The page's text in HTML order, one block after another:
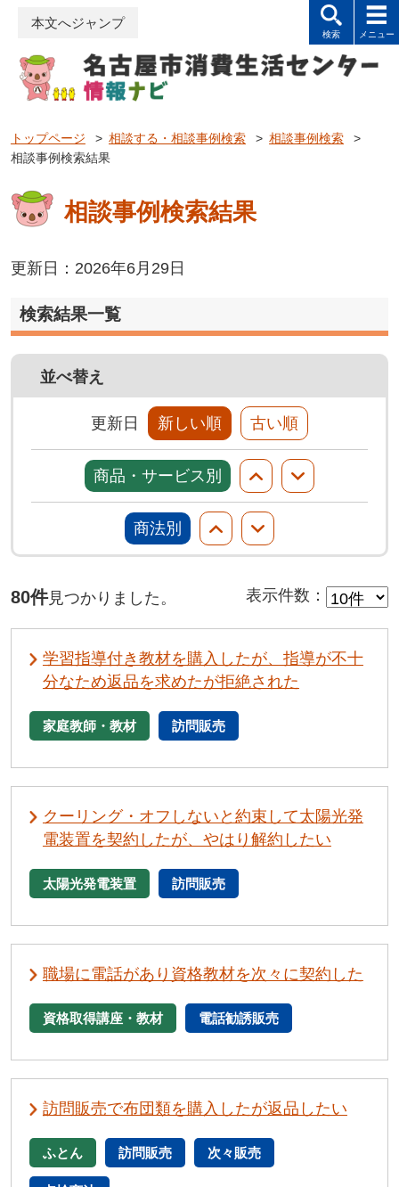
本文へジャンプ
トップページ > 相談する・相談事例検索 > 相談事例検索
>
相談事例検索結果
相談事例検索結果
更新日：2026年6月29日
検索結果一覧
並べ替え
更新日 新しい順 古い順
商品・サービス別
商法別
80件見つかりました。 表示件数 ：
学習指導付き教材を購入したが、指導が不十
分なため返品を求めたが拒絶された
家庭教師・教材 訪問販売
クーリング・オフしないと約束して太陽光発
電装置を契約したが、やはり解約したい
太陽光発電装置 訪問販売
職場に電話があり資格教材を次々に契約した
資格取得講座・教材 電話勧誘販売
訪問販売で布団類を購入したが返品したい
ふとん 訪問販売 次々販売